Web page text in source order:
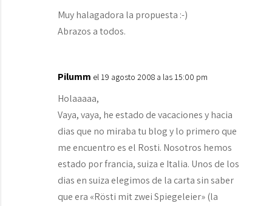
Muy halagadora la propuesta :-)
Abrazos a todos.
Pilumm el 19 agosto 2008 a las 15:00 pm
Holaaaaa,
Vaya, vaya, he estado de vacaciones y hacia
dias que no miraba tu blog y lo primero que
me encuentro es el Rosti. Nosotros hemos
estado por francia, suiza e Italia. Unos de los
dias en suiza elegimos de la carta sin saber
que era «Rösti mit zwei Spiegeleier» (la